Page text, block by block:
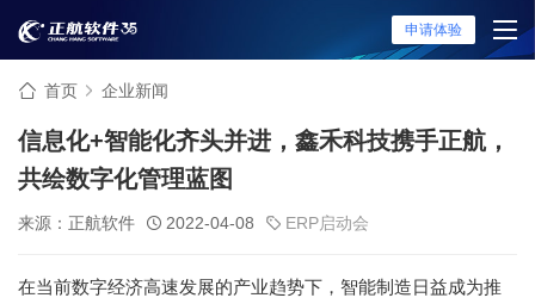
申请体验
首页 企业新闻
信息化+智能化齐头并进，鑫禾科技携手正航，
共绘数字化管理蓝图
来源：正航软件 2022-04-08 ERP启动会
在当前数字经济高速发展的产业趋势下，智能制造日益成为推